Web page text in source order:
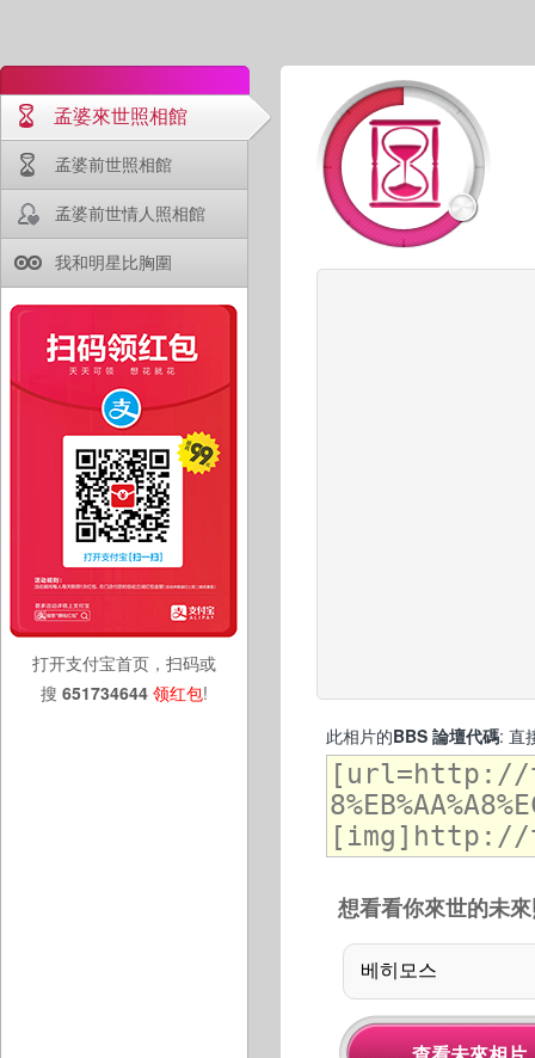
孟婆來世照相館
孟婆前世照相館
孟婆前世情人照相館
我和明星比胸圍
打开支付宝首页，扫码或
搜 651734644 领红包!
此相片的BBS 論壇代碼: 直
想看看你來世的未